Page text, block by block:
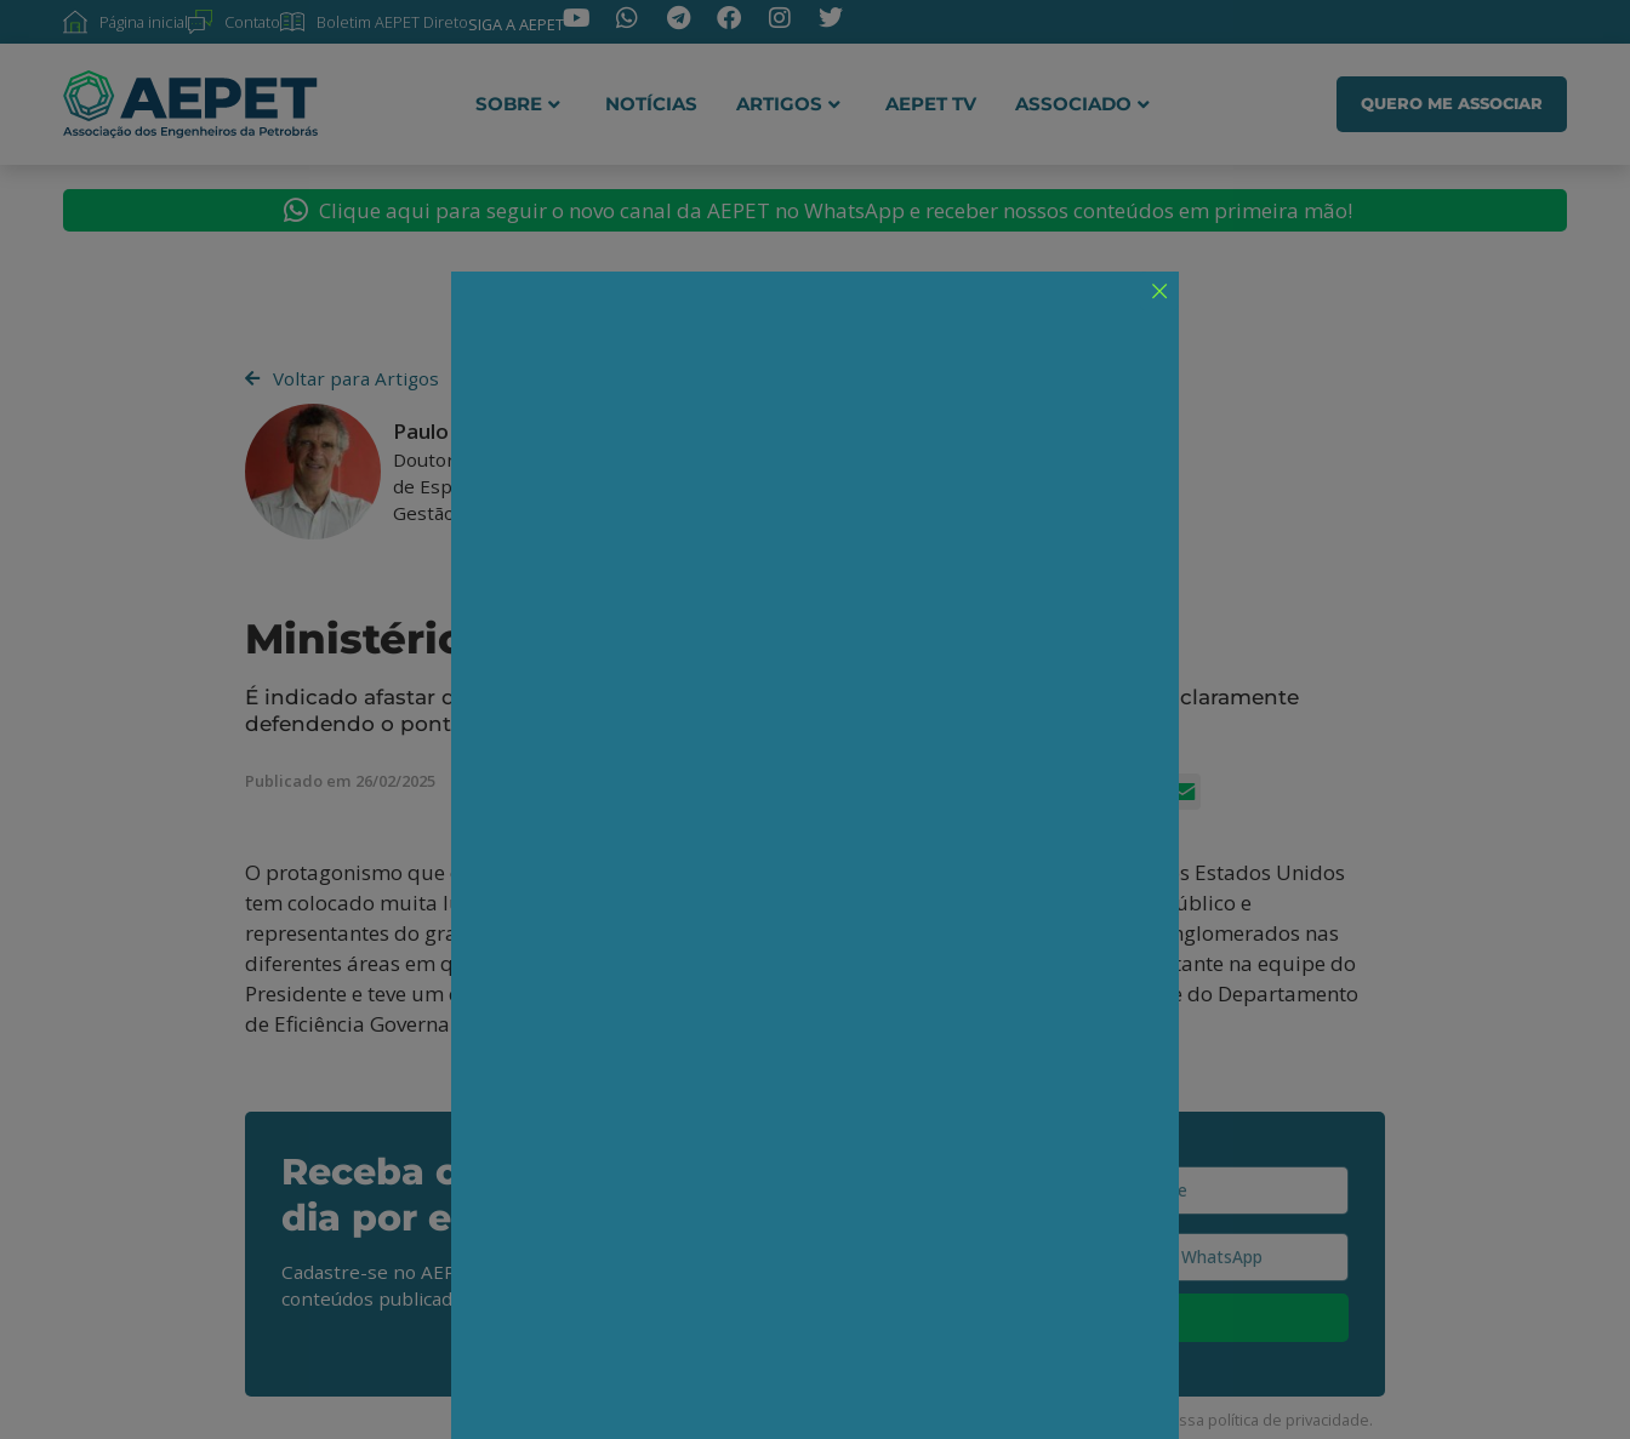
Página inicial Contato Boletim AEPET DiretoSIGA A AEPET
SOBRE NOTÍCIAS ARTIGOS AEPET TV ASSOCIADO QUERO ME ASSOCIAR
Clique aqui para seguir o novo canal da AEPET no WhatsApp e receber nossos conteúdos em primeira mão!
Voltar para Artigos
Paulo Kliass
Doutor em economia e membro da carreira
de Especialistas em Políticas Públicas e
Gestão Governamental do governo federal
Ministério da Fazenda e Big Techs
É indicado afastar dos centros de decisão do governo brasileiro indivíduos que estejam claramente
defendendo o ponto de vista de oligopólios privados
Publicado em 26/02/2025 FacebookLinkedIn
O protagonismo que o bilionário Elon Musk vem exercendo no início da administração Trump nos Estados Unidos
tem colocado muita luz no debate a respeito das relações incestuosas entre dirigentes do setor público e
representantes do grande capital privado. Além de representar os interesses de seus próprios conglomerados nas
diferentes áreas em que atua, o empresário de origem sul africana conquistou em espaço importante na equipe do
Presidente e teve um cargo de natureza ministerial especialmente criado para si mesmo. Trata-se do Departamento
de Eficiência Governamental.
Receba os destaques do
dia por e-mail
Cadastre-se no AEPET Direto para receber os principais
conteúdos publicados em nosso site.
Ao clicar em “Cadastrar” você aceita receber nossos e-mails e concorda com a nossa política de privacidade.